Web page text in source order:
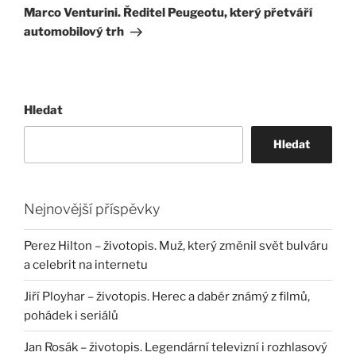
příspěvek
Marco Venturini. Ředitel Peugeotu, který přetváří
automobilový trh
Hledat
Hledat
Nejnovější příspěvky
Perez Hilton – životopis. Muž, který změnil svět bulváru
a celebrit na internetu
Jiří Ployhar – životopis. Herec a dabér známý z filmů,
pohádek i seriálů
Jan Rosák – životopis. Legendární televizní i rozhlasový